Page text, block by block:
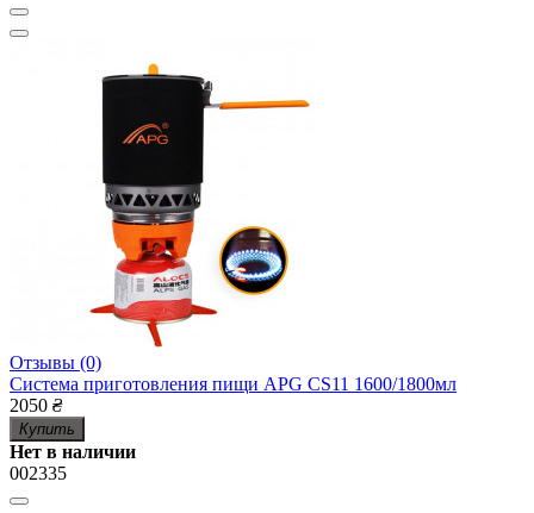
Отзывы (0)
Система приготовления пищи APG CS11 1600/1800мл
2050 ₴
Купить
Нет в наличии
002335